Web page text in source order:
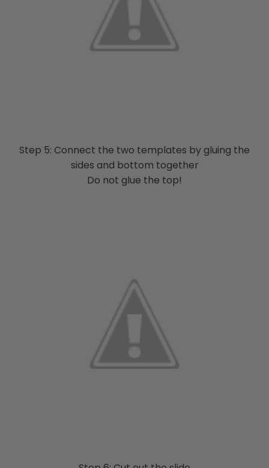
Step 5: Connect the two templates by gluing the
sides and bottom together
Do not glue the top!